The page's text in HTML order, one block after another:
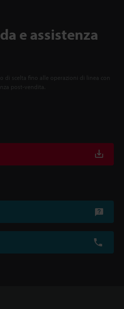
e assistenza
di scelta fino alle operazioni di linea con
post-vendita.